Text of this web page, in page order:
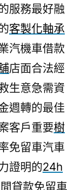
服務最好融
客製化軸承
汽機車借款
店面合法經
生意急需資
週轉的最佳
客戶重要樹
免留車汽車
證明的24h
貸款免留車